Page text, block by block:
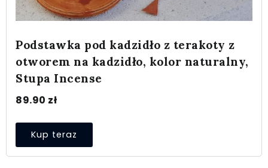
Podstawka pod kadzidło z terakoty z
otworem na kadzidło, kolor naturalny,
Stupa Incense
89.90 zł
Kup teraz